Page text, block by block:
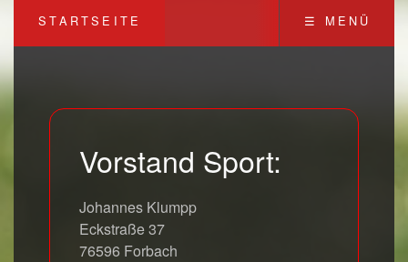
STARTSEITE ☰ MENÜ
Vorstand Sport:
Johannes Klumpp
Eckstraße 37
76596 Forbach